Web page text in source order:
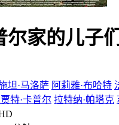
尔家的儿子们
坦·马洛萨 阿莉雅·布哈特
特·卡普尔 拉特纳·帕塔克